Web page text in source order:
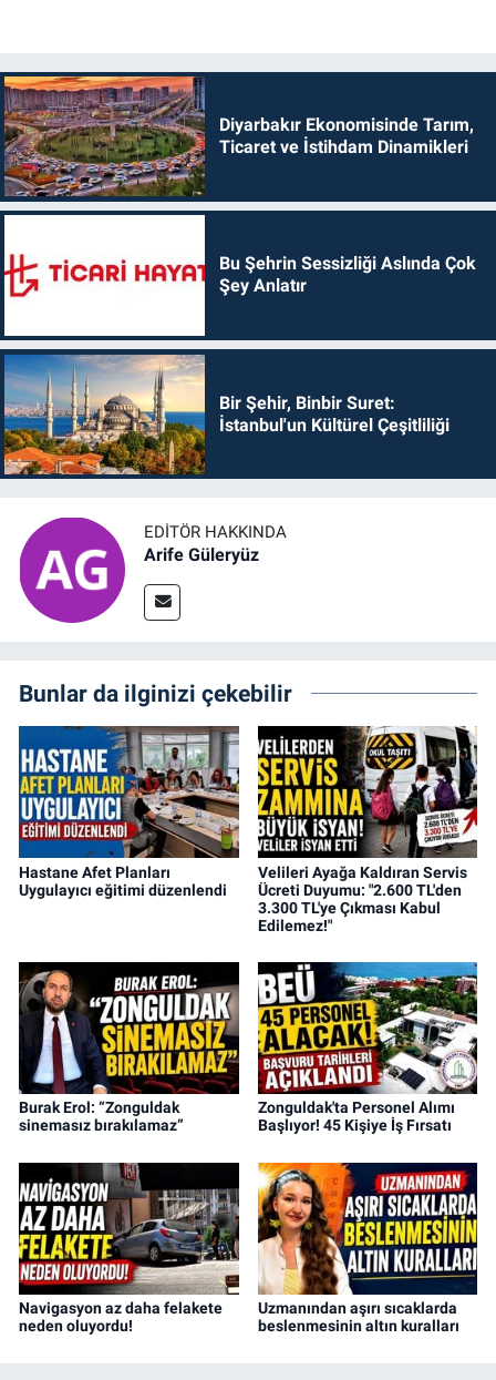
Diyarbakır Ekonomisinde Tarım,
Ticaret ve İstihdam Dinamikleri
Bu Şehrin Sessizliği Aslında Çok
Şey Anlatır
Bir Şehir, Binbir Suret:
İstanbul'un Kültürel Çeşitliliği
EDITÖR HAKKINDA
Arife Güleryüz
Bunlar da ilginizi çekebilir
Hastane Afet Planları
Uygulayıcı eğitimi düzenlendi
Velileri Ayağa Kaldıran Servis
Ücreti Duyumu: "2.600 TL'den
3.300 TL'ye Çıkması Kabul
Edilemez!"
Burak Erol: “Zonguldak
sinemasız bırakılamaz”
Zonguldak'ta Personel Alımı
Başlıyor! 45 Kişiye İş Fırsatı
Navigasyon az daha felakete
neden oluyordu!
Uzmanından aşırı sıcaklarda
beslenmesinin altın kuralları